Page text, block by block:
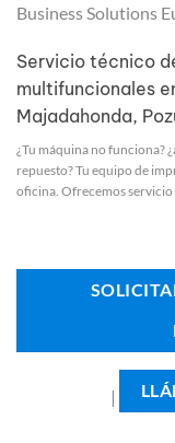
Business Solutions
Servicio técnico
multifuncionales
Majadahonda,
¿Tu máquina no funciona?
repuesto? Tu equipo de
oficina. Ofrecemos servicio
|